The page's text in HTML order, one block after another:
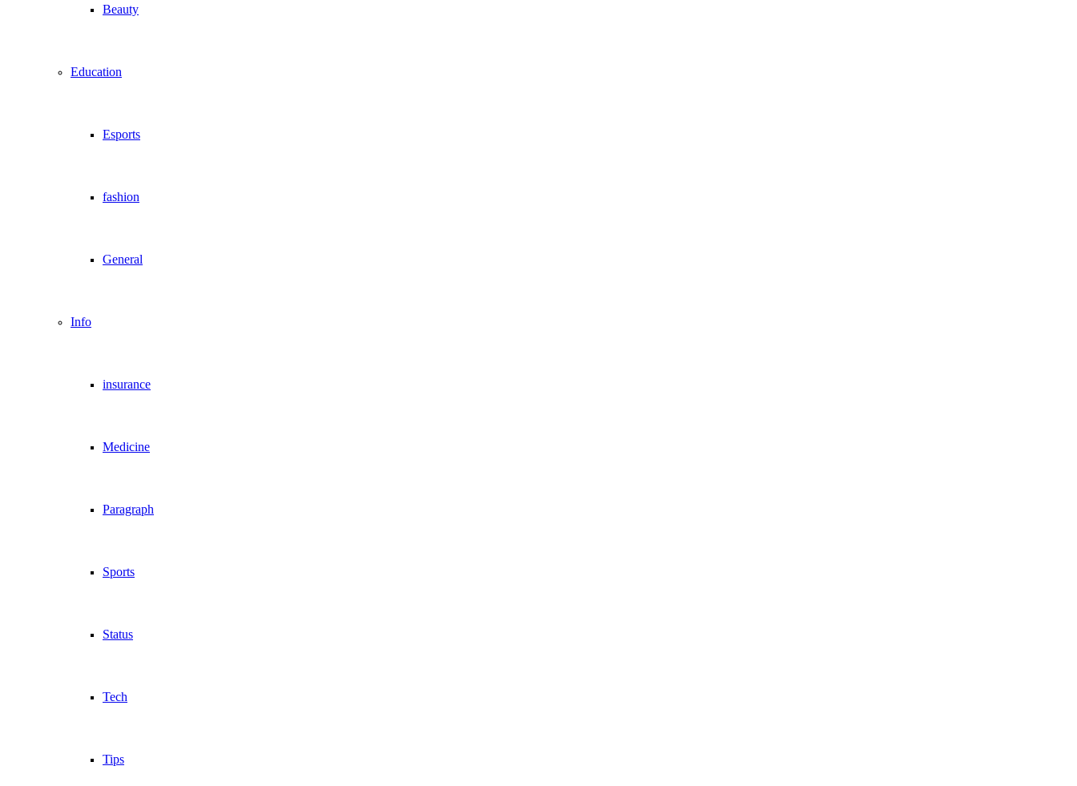
Beauty
Education
Esports
fashion
General
Info
insurance
Medicine
Paragraph
Sports
Status
Tech
Tips